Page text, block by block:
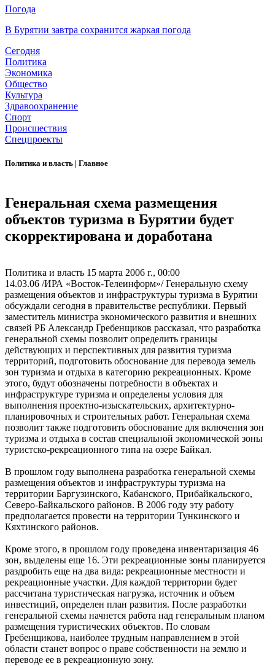
Погода
В Бурятии завтра сохранится жаркая погода
Сегодня
Политика
Экономика
Общество
Культура
Здравоохранение
Спорт
Происшествия
Спецпроекты
Политика и власть | Главное
Генеральная схема размещения
объектов туризма в Бурятии будет
скорректирована и доработана
Политика и власть 15 марта 2006 г., 00:00
14.03.06 /ИРА «Восток-Телеинформ»/ Генеральную схему
размещения объектов и инфраструктуры туризма в Бурятии
обсуждали сегодня в правительстве республики. Первый
заместитель министра экономического развития и внешних
связей РБ Александр Гребенщиков рассказал, что разработка
генеральной схемы позволит определить границы
действующих и перспективных для развития туризма
территорий, подготовить обоснование для перевода земель
зон туризма и отдыха в категорию рекреационных. Кроме
этого, будут обозначены потребности в объектах и
инфраструктуре туризма и определены условия для
выполнения проектно-изыскательских, архитектурно-
планировочных и строительных работ. Генеральная схема
позволит также подготовить обоснование для включения зон
туризма и отдыха в состав специальной экономической зоны
туристско-рекреационного типа на озере Байкал.
В прошлом году выполнена разработка генеральной схемы
размещения объектов и инфраструктуры туризма на
территории Баргузинского, Кабанского, Прибайкальского,
Северо-Байкальского районов. В 2006 году эту работу
предполагается провести на территории Тункинского и
Кяхтинского районов.
Кроме этого, в прошлом году проведена инвентаризация 46
зон, выделены еще 16. Эти рекреационные зоны планируется
раздробить еще на два вида: рекреационные местности и
рекреационные участки. Для каждой территории будет
рассчитана туристическая нагрузка, источник и объем
инвестиций, определен план развития. После разработки
генеральной схемы начнется работа над генеральным планом
размещения туристических объектов. По словам
Гребенщикова, наиболее трудным направлением в этой
области станет вопрос о праве собственности на землю и
переводе ее в рекреационную зону.